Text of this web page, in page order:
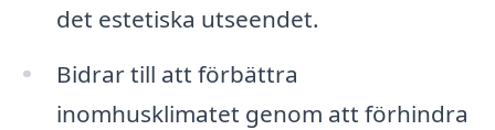
det estetiska utseendet.
Bidrar till att förbättra
inomhusklimatet genom att förhindra